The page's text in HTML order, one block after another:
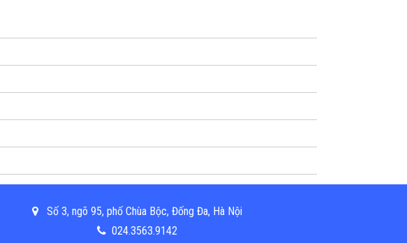
Số 3, ngõ 95, phố Chùa Bộc, Đống Đa, Hà Nội
024.3563.9142